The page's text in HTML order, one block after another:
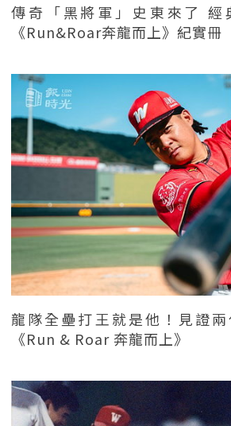
傳奇「黑將軍」史東來了 經
《Run&Roar奔龍而上》紀實冊
龍隊全壘打王就是他！見證
《Run & Roar 奔龍而上》